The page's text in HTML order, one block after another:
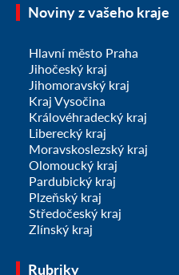
Noviny z vašeho kraje
Hlavní město Praha
Jihočeský kraj
Jihomoravský kraj
Kraj Vysočina
Královéhradecký kraj
Liberecký kraj
Moravskoslezský kraj
Olomoucký kraj
Pardubický kraj
Plzeňský kraj
Středočeský kraj
Zlínský kraj
Rubriky